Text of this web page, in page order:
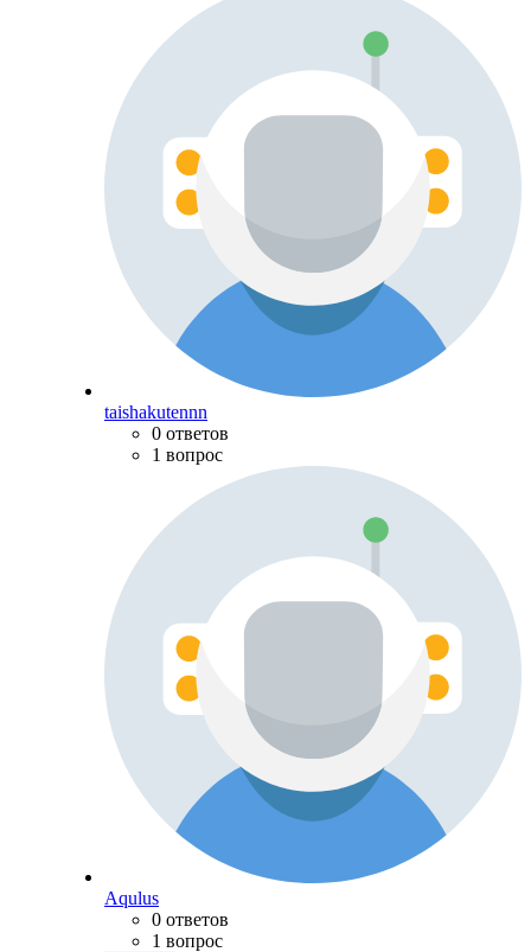
taishakutennn
0 ответов
1 вопрос
Aqulus
0 ответов
1 вопрос